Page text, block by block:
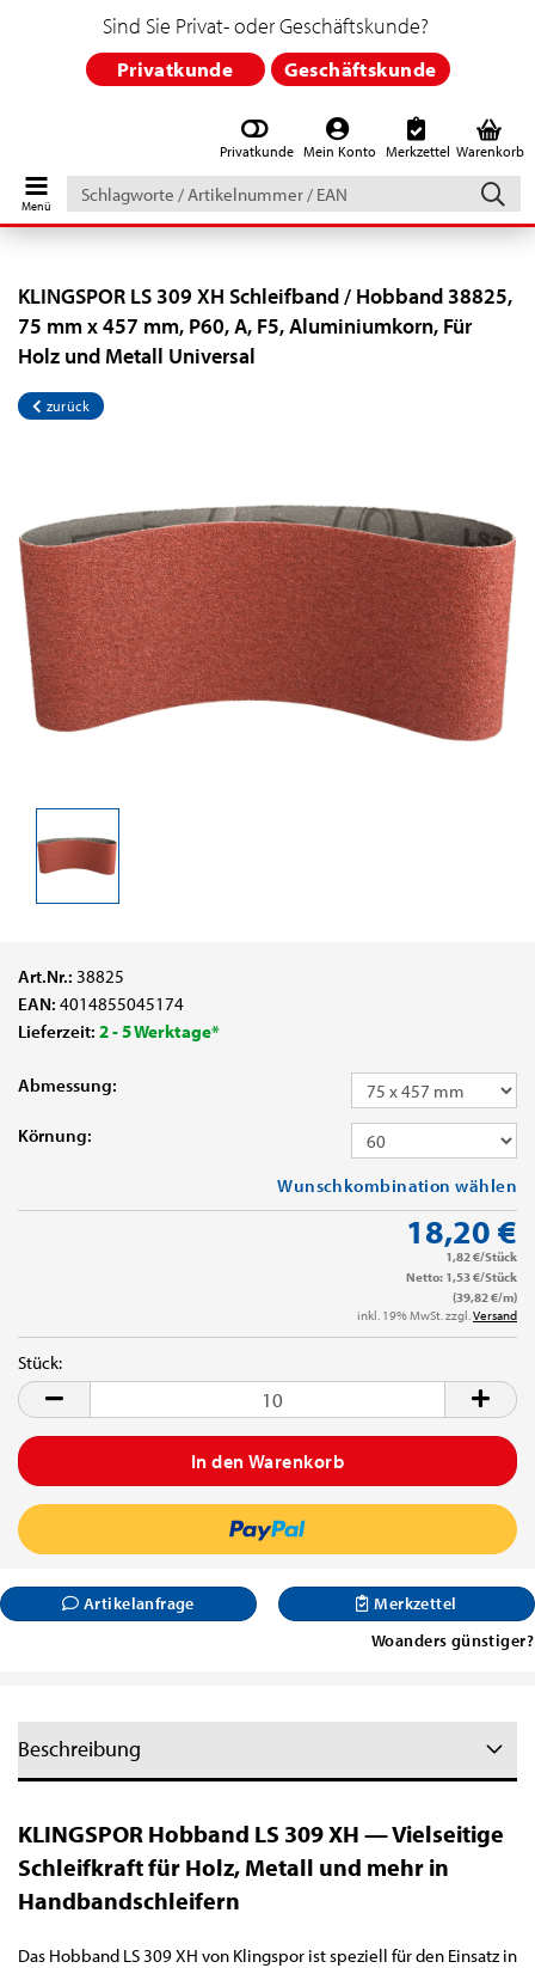
Privatkunde Mein Konto Merkzettel Warenkorb
Schlagworte
/
Artikelnummer
EAN
Sind Sie Privat- oder Geschäftskunde?
Privatkunde Geschäftskunde
KLINGSPOR LS 309 XH Schleifband / Hobband 38825,
75 mm x 457 mm, P60, A, F5, Aluminiumkorn, Für
Holz und Metall Universal
zurück
Art.Nr.: 38825
EAN: 4014855045174
Lieferzeit: 2 - 5 Werktage*
Abmessung:
Körnung:
Wunschkombination wählen
18,20 €
1,82 €/Stück
Netto: 1,53 €/Stück
(39,82 €/m)
inkl. 19% MwSt. zzgl.Versand
Stück:
Stück
Artikelanfrage
Merkzettel
Woanders günstiger?
Beschreibung
KLINGSPOR Hobband LS 309 XH — Vielseitige
Schleifkraft für Holz, Metall und mehr in
Handbandschleifern
Das Hobband LS 309 XH von Klingspor ist speziell für den Einsatz in